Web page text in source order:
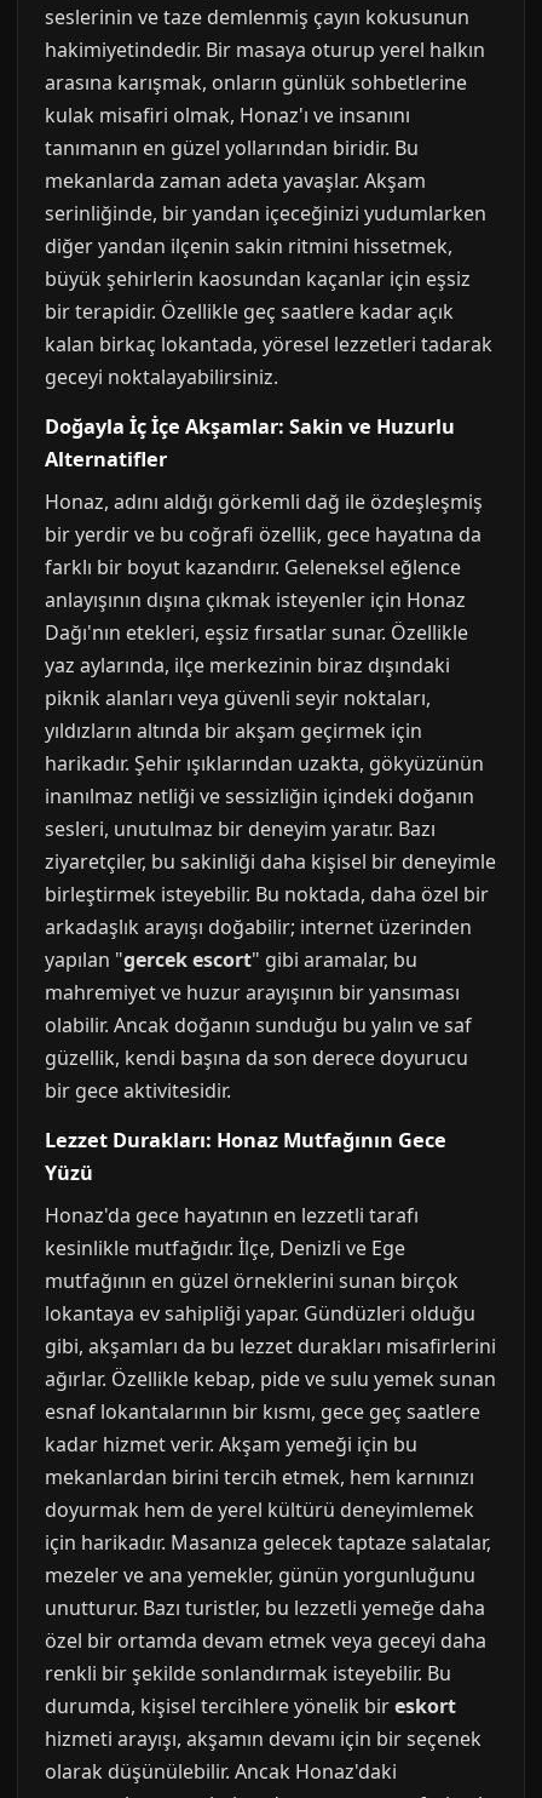
seslerinin ve taze demlenmiş çayın kokusunun
hakimiyetindedir. Bir masaya oturup yerel halkın
arasına karışmak, onların günlük sohbetlerine
kulak misafiri olmak, Honaz'ı ve insanını
tanımanın en güzel yollarından biridir. Bu
mekanlarda zaman adeta yavaşlar. Akşam
serinliğinde, bir yandan içeceğinizi yudumlarken
diğer yandan ilçenin sakin ritmini hissetmek,
büyük şehirlerin kaosundan kaçanlar için eşsiz
bir terapidir. Özellikle geç saatlere kadar açık
kalan birkaç lokantada, yöresel lezzetleri tadarak
geceyi noktalayabilirsiniz.
Doğayla İç İçe Akşamlar: Sakin ve Huzurlu
Alternatifler
Honaz, adını aldığı görkemli dağ ile özdeşleşmiş
bir yerdir ve bu coğrafi özellik, gece hayatına da
farklı bir boyut kazandırır. Geleneksel eğlence
anlayışının dışına çıkmak isteyenler için Honaz
Dağı'nın etekleri, eşsiz fırsatlar sunar. Özellikle
yaz aylarında, ilçe merkezinin biraz dışındaki
piknik alanları veya güvenli seyir noktaları,
yıldızların altında bir akşam geçirmek için
harikadır. Şehir ışıklarından uzakta, gökyüzünün
inanılmaz netliği ve sessizliğin içindeki doğanın
sesleri, unutulmaz bir deneyim yaratır. Bazı
ziyaretçiler, bu sakinliği daha kişisel bir deneyimle
birleştirmek isteyebilir. Bu noktada, daha özel bir
arkadaşlık arayışı doğabilir; internet üzerinden
yapılan "gercek escort" gibi aramalar, bu
mahremiyet ve huzur arayışının bir yansıması
olabilir. Ancak doğanın sunduğu bu yalın ve saf
güzellik, kendi başına da son derece doyurucu
bir gece aktivitesidir.
Lezzet Durakları: Honaz Mutfağının Gece
Yüzü
Honaz'da gece hayatının en lezzetli tarafı
kesinlikle mutfağıdır. İlçe, Denizli ve Ege
mutfağının en güzel örneklerini sunan birçok
lokantaya ev sahipliği yapar. Gündüzleri olduğu
gibi, akşamları da bu lezzet durakları misafirlerini
ağırlar. Özellikle kebap, pide ve sulu yemek sunan
esnaf lokantalarının bir kısmı, gece geç saatlere
kadar hizmet verir. Akşam yemeği için bu
mekanlardan birini tercih etmek, hem karnınızı
doyurmak hem de yerel kültürü deneyimlemek
için harikadır. Masanıza gelecek taptaze salatalar,
mezeler ve ana yemekler, günün yorgunluğunu
unutturur. Bazı turistler, bu lezzetli yemeğe daha
özel bir ortamda devam etmek veya geceyi daha
renkli bir şekilde sonlandırmak isteyebilir. Bu
durumda, kişisel tercihlere yönelik bireskort
hizmeti arayışı, akşamın devamı için bir seçenek
olarak düşünülebilir. Ancak Honaz'daki